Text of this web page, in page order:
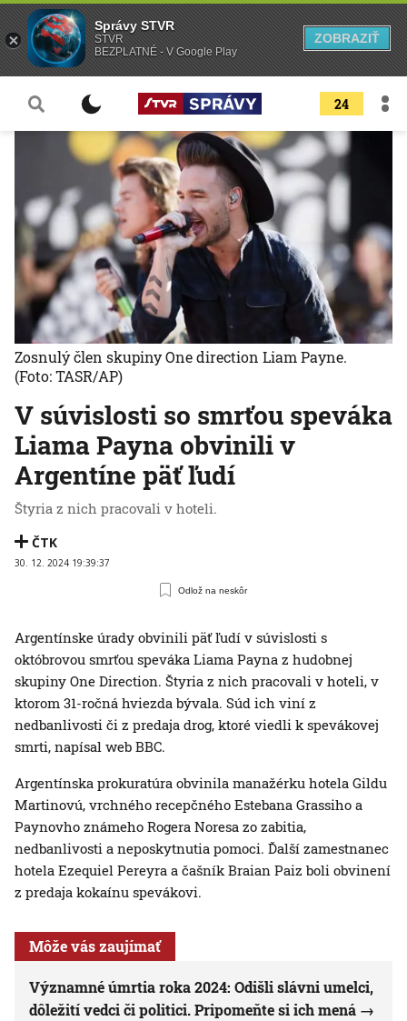
24
V súvislosti so smrťou speváka
Liama Payna obvinili v
Argentíne päť ľudí
Štyria z nich pracovali v hoteli.
ČTK
30. 12. 2024 19:39:37
Odlož na neskôr
Zosnulý člen skupiny One direction Liam Payne.
(Foto: TASR/AP)
Argentínske úrady obvinili päť ľudí v súvislosti s
októbrovou smrťou speváka Liama Payna z hudobnej
skupiny One Direction. Štyria z nich pracovali v hoteli, v
ktorom 31-ročná hviezda bývala. Súd ich viní z
nedbanlivosti či z predaja drog, ktoré viedli k spevákovej
smrti, napísal web BBC.
Argentínska prokuratúra obvinila manažérku hotela Gildu
Martinovú, vrchného recepčného Estebana Grassiho a
Paynovho známeho Rogera Noresa zo zabitia,
nedbanlivosti a neposkytnutia pomoci. Ďalší zamestnanec
hotela Ezequiel Pereyra a čašník Braian Paiz boli obvinení
z predaja kokaínu spevákovi.
Môže vás zaujímať
Významné úmrtia roka 2024: Odišli slávni umelci,
dôležití vedci či politici. Pripomeňte si ich mená
Správy STVR
STVR
BEZPLATNÉ - V Google Play
ZOBRAZIŤ